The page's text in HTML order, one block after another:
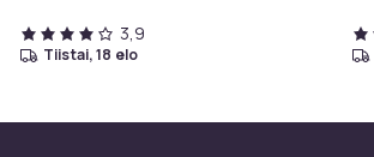
3,9
tiistai, 18 elo